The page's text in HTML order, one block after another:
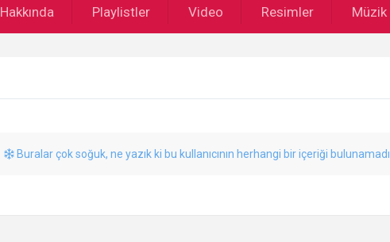
Hakkında Playlistler Video Resimler Müzik
Buralar çok soğuk, ne yazık ki bu kullanıcının herhangi bir içeriği bulunamadı..